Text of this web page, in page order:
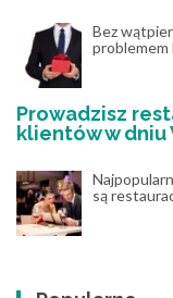
Bez
problemem
Prowadzisz
klientów w dniu
są